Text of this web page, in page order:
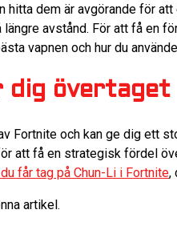
hitta dem är avgörande för
avstånd. För att få en
vapnen och hur du
dig övertaget
Fortnite och kan ge dig ett
att få en strategisk fördel
får tag på Chun-Li i Fortnite,
artikel.